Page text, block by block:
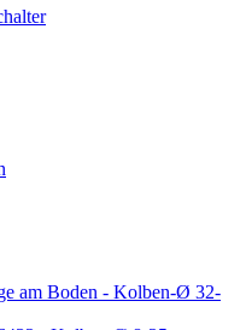
am Boden - Kolben-Ø 32-